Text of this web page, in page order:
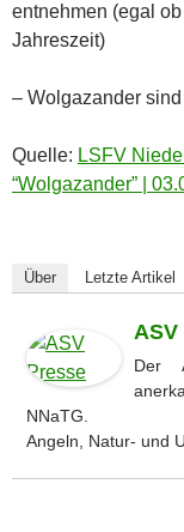
entnehmen (egal
Jahreszeit)
– Wolgazander
Quelle: LSFV
“Wolgazander” |
Über Letzte Artikel
ASV
Der
NNaTG.
Angeln, Natur- und